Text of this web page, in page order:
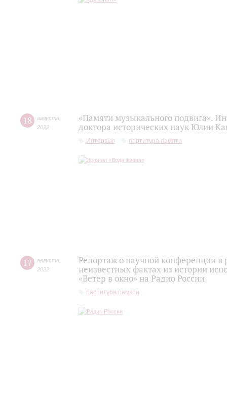
18 августа
2022
«Памяти музыкального подвига».
доктора исторических наук Юлии
Интервью партитура памяти
17 августа
2022
Репортаж о научной конференции в
неизвестных фактах из истории
«Ветер в окно» на Радио России
партитура памяти